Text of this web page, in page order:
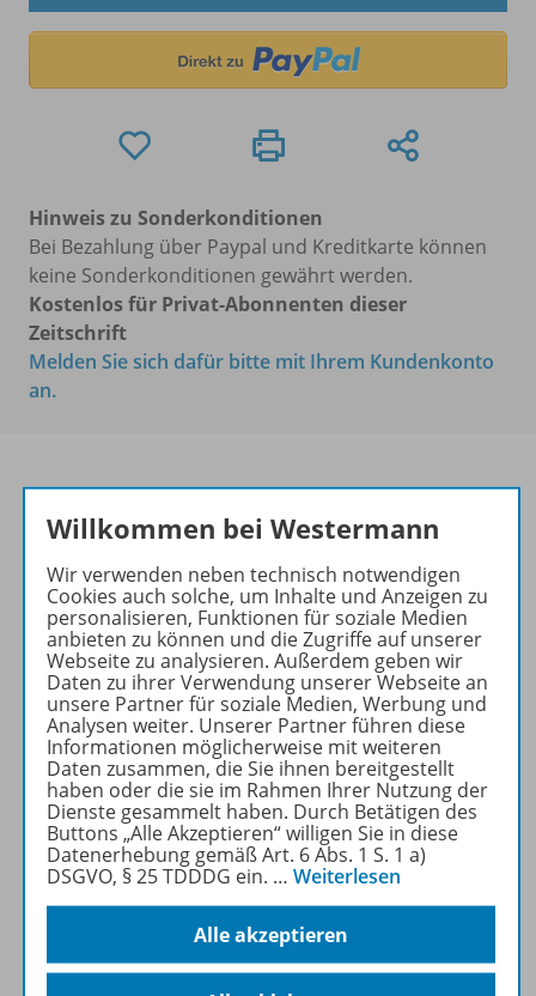
Hinweis zu Sonderkonditionen
Bei Bezahlung über Paypal und Kreditkarte können
keine Sonderkonditionen gewährt werden.
Kostenlos für Privat-Abonnenten dieser
Zeitschrift
Melden Sie sich dafür bitte mit Ihrem Kundenkonto
an.
Kluge Konzepte für
Ihr Wegweiser zu den
wichtigsten Seiten von PRAXIS
GESCHICHTE:
zu den Abo-Angeboten
zum Zeitschriftenkiosk
zum Online-Archiv
Mehr zur Zeitschrift
Informationen
Willkommen bei Westermann
Wir verwenden neben technisch notwendigen
Cookies auch solche, um Inhalte und Anzeigen zu
personalisieren, Funktionen für soziale Medien
anbieten zu können und die Zugriffe auf unserer
Webseite zu analysieren. Außerdem geben wir
Daten zu ihrer Verwendung unserer Webseite an
unsere Partner für soziale Medien, Werbung und
Analysen weiter. Unserer Partner führen diese
Informationen möglicherweise mit weiteren
Daten zusammen, die Sie ihnen bereitgestellt
haben oder die sie im Rahmen Ihrer Nutzung der
Dienste gesammelt haben. Durch Betätigen des
Buttons „Alle Akzeptieren“ willigen Sie in diese
Datenerhebung gemäß Art. 6 Abs. 1 S. 1 a)
DSGVO, § 25 TDDDG ein. … Weiterlesen
Alle akzeptieren